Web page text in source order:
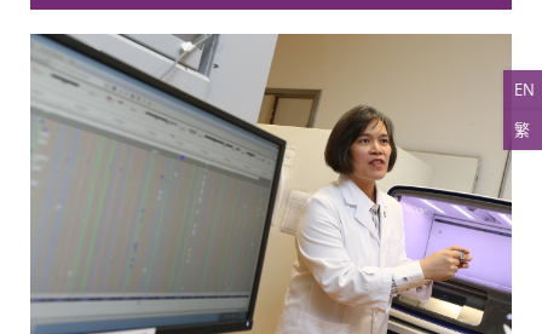
EN
繁